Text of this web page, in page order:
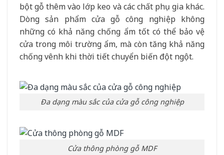
bột gỗ thêm vào lớp keo và các chất phụ gia khác.
Dòng sản phẩm cửa gỗ công nghiệp không
những có khả năng chống ẩm tốt có thể bảo vệ
cửa trong môi trường ẩm, mà còn tăng khả năng
chống vênh khi thời tiết chuyển biến đột ngột.
Đa dạng màu sắc của cửa gỗ công nghiệp
Cửa thông phòng gỗ MDF